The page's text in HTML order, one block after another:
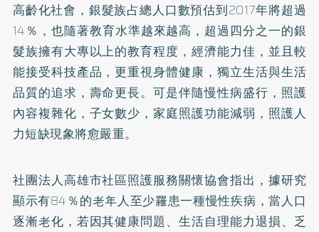
高齡化社會，銀髮族占總人口數預估到2017年將超過
14％，也隨著教育水準越來越高，超過四分之一的銀
髮族擁有大專以上的教育程度，經濟能力佳，並且較
能接受科技產品，更重視身體健康，獨立生活與生活
品質的追求，壽命更長。可是伴隨慢性病盛行，照護
內容複雜化，子女數少，家庭照護功能減弱，照護人
力短缺現象將愈嚴重。
社團法人高雄市社區照護服務關懷協會指出，據研究
顯示有84％的老年人至少罹患一種慢性疾病，當人口
逐漸老化，若因其健康問題、生活自理能力退損、乏